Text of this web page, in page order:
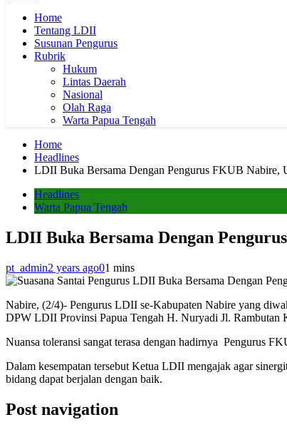
Home
Tentang LDII
Susunan Pengurus
Rubrik
Hukum
Lintas Daerah
Nasional
Olah Raga
Warta Papua Tengah
Home
Headlines
LDII Buka Bersama Dengan Pengurus FKUB Nabire,
Headlines
Warta Papua Tengah
LDII Buka Bersama Dengan
pt_admin2 years ago01 mins
Nabire, (2/4)- Pengurus LDII se-Kabupaten Nabire yang
DPW LDII Provinsi Papua Tengah H. Nuryadi Jl. Rambutan
Nuansa toleransi sangat terasa dengan hadirnya Pengurus
Dalam kesempatan tersebut Ketua LDII mengajak agar
bidang dapat berjalan dengan baik.
Post navigation